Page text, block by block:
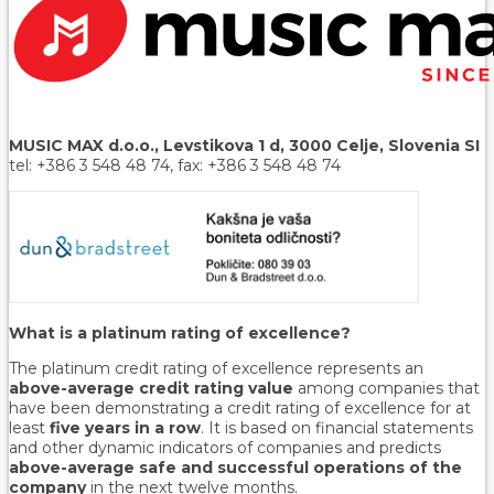
MUSIC MAX d.o.o., Levstikova 1 d, 3000 Celje, Slovenia SI
tel: +386 3 548 48 74, fax: +386 3 548 48 74
What is a platinum rating of excellence?
The platinum credit rating of excellence represents an
above-average credit rating value among companies that
have been demonstrating a credit rating of excellence for at
least five years in a row. It is based on financial statements
and other dynamic indicators of companies and predicts
above-average safe and successful operations of the
companyin the next twelve months.